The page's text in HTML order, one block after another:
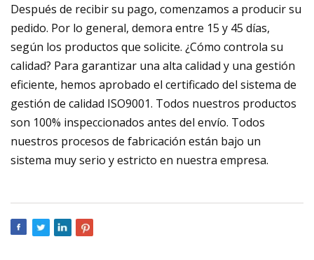
Después de recibir su pago, comenzamos a producir su
pedido. Por lo general, demora entre 15 y 45 días,
según los productos que solicite. ¿Cómo controla su
calidad? Para garantizar una alta calidad y una gestión
eficiente, hemos aprobado el certificado del sistema de
gestión de calidad ISO9001. Todos nuestros productos
son 100% inspeccionados antes del envío. Todos
nuestros procesos de fabricación están bajo un
sistema muy serio y estricto en nuestra empresa.